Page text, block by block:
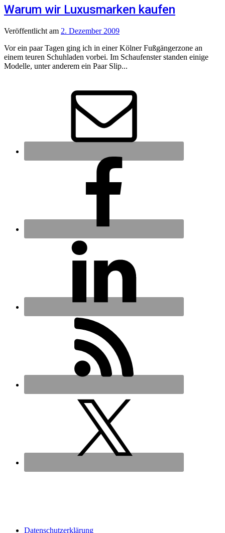
Warum wir Luxusmarken kaufen
Veröffentlicht am 2. Dezember 2009
Vor ein paar Tagen ging ich in einer Kölner Fußgängerzone an
einem teuren Schuhladen vorbei. Im Schaufenster standen einige
Modelle, unter anderem ein Paar Slip...
Datenschutz­erklärung